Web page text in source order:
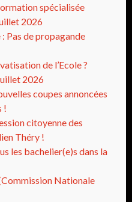
spécialisée
2026
Pas de propagande
de l’Ecole ?
2026
coupes annoncées
!
citoyenne des
Théry !
les bachelier(e)s dans la
Nationale